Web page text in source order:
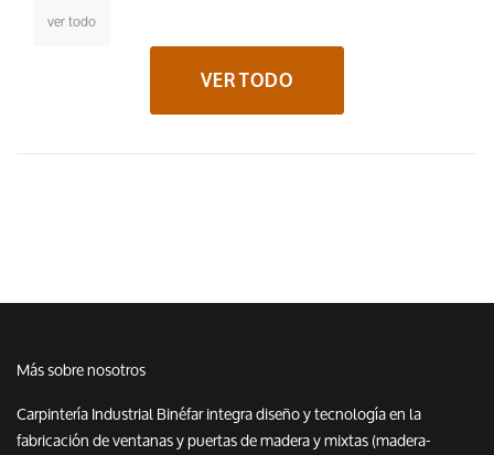
ver todo
VER TODO
Más sobre nosotros
Carpintería Industrial Binéfar integra diseño y tecnología en la
fabricación de ventanas y puertas de madera y mixtas (madera-